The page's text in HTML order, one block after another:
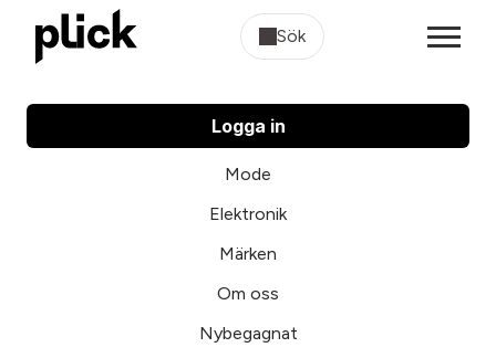
Sök
Logga in
Mode
Elektronik
Märken
Om oss
Nybegagnat